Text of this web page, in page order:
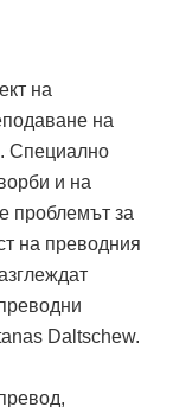
на
на
Специално
и на
проблемът за
на преводния
Daltschew.